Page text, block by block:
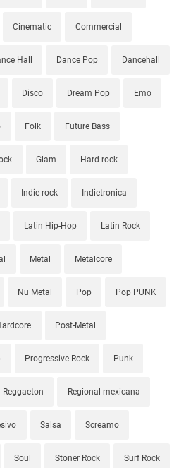
Cinematic Commercial
Hall Dance Pop Dancehall
Disco Dream Pop Emo
Folk Future Bass
Glam Hard rock
Indie rock Indietronica
Latin Hip-Hop Latin Rock
Metal Metalcore
Nu Metal Pop Pop PUNK
Post-Metal
Progressive Rock Punk
Reggaeton Regional mexicana
Salsa Screamo
Soul Stoner Rock Surf Rock